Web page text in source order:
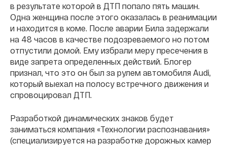
в результате которой в ДТП попало пять машин.
Одна женщина после этого оказалась в реанимации
и находится в коме. После аварии Била задержали
на 48 часов в качестве подозреваемого но потом
отпустили домой. Ему избрали меру пресечения в
виде запрета определенных действий. Блогер
признал, что это он был за рулем автомобиля Audi,
который выехал на полосу встречного движения и
спровоцировал ДТП.
Разработкой динамических знаков будет
заниматься компания «Технологии распознавания»
(специализируется на разработке дорожных камер